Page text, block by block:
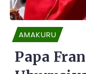
AMAKURU
Papa